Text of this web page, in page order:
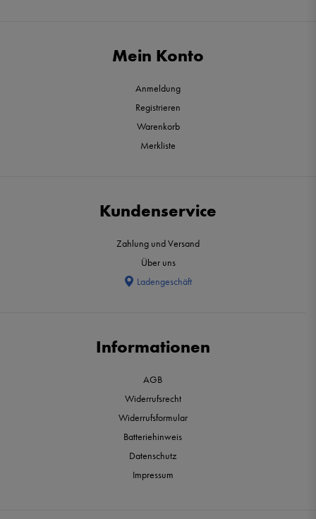
Mein Konto
Anmeldung
Registrieren
Warenkorb
Merkliste
Kundenservice
Zahlung und Versand
Über uns
Ladengeschäft
Informationen
AGB
Widerrufsrecht
Widerrufsformular
Batteriehinweis
Datenschutz
Impressum